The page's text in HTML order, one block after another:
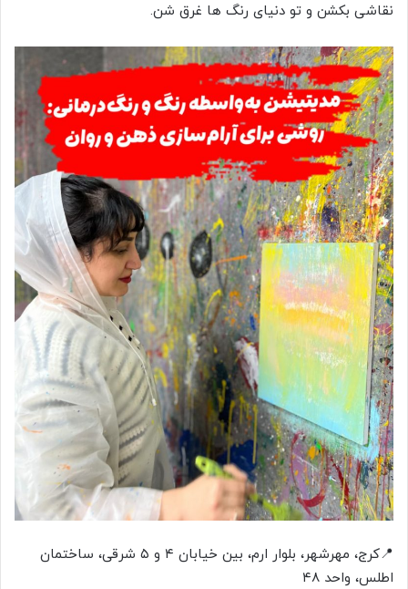
نقاشی بکشن و تو دنیای رنگ ها غرق شن.
📍کرج، مهرشهر، بلوار ارم، بین خیابان ۴ و ۵ شرقی، ساختمان
اطلس، واحد ۴۸